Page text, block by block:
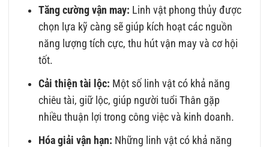
Tăng cường vận may: Linh vật phong thủy được
chọn lựa kỹ càng sẽ giúp kích hoạt các nguồn
năng lượng tích cực, thu hút vận may và cơ hội
tốt.
Cải thiện tài lộc: Một số linh vật có khả năng
chiêu tài, giữ lộc, giúp người tuổi Thân gặp
nhiều thuận lợi trong công việc và kinh doanh.
Hóa giải vận hạn: Những linh vật có khả năng